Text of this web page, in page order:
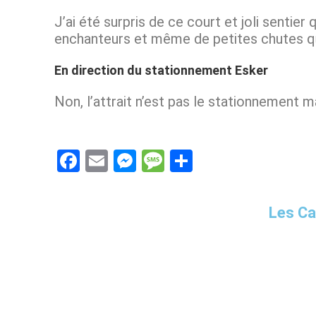
J’ai été surpris de ce court et joli sentier
enchanteurs et même de petites chutes
En direction du stationnement Esker
Non, l’attrait n’est pas le stationnement
F
E
M M
Les